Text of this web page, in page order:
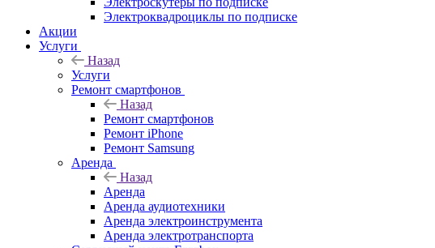
Электроквадроциклы по подписке
Акции
Услуги
Назад
Услуги
Ремонт смартфонов
Назад
Ремонт смартфонов
Ремонт iPhone
Ремонт Samsung
Аренда
Назад
Аренда
Аренда аудиотехники
Аренда электроинструмента
Аренда электротранспорта